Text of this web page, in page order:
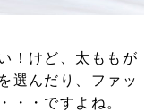
！けど、太ももが
選んだり、ファッ
・・ですよね。